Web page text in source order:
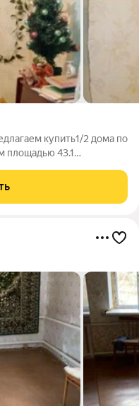
купить1/2 дома по
площадью 43.1
образом. Участок